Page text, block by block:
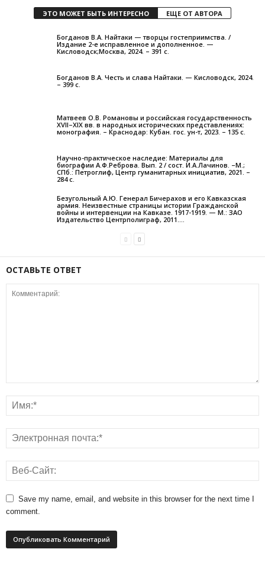
ЭТО МОЖЕТ БЫТЬ ИНТЕРЕСНО ЕЩЕ ОТ АВТОРА
Богданов В.А. Найтаки — творцы гостеприимства. /
Издание 2-е исправленное и дополненное. —
Кисловодск;Москва, 2024. – 391 с.
Богданов В.А. Честь и слава Найтаки. — Кисловодск, 2024.
– 399 с.
Матвеев О.В. Романовы и российская государственность
XVII–XIX вв. в народных исторических представлениях:
монография. – Краснодар: Кубан. гос. ун-т, 2023. – 135 с.
Научно-практическое наследие: Материалы для
биографии А.Ф.Реброва. Вып. 2 / сост. И.А.Лачинов. –М.;
СПб.: Петроглиф, Центр гуманитарных инициатив, 2021. –
284 с.
Безугольный А.Ю. Генерал Бичерахов и его Кавказская
армия. Неизвестные страницы истории Гражданской
войны и интервенции на Кавказе. 1917-1919. — М.: ЗАО
Издательство Центрполиграф, 2011....
ОСТАВЬТЕ ОТВЕТ
Save my name, email, and website in this browser for the next time I
comment.